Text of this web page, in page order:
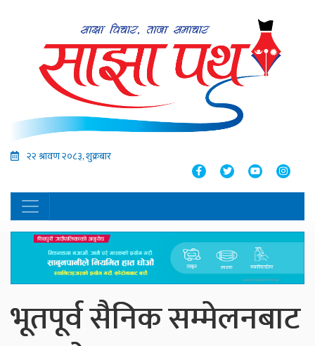
२२ श्रावण २०८३, शुक्रबार
भूतपूर्व सैनिक सम्मेलनबाट